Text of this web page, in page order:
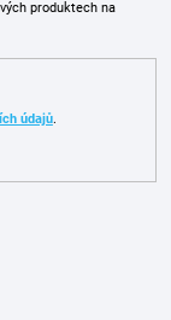
produktech na
údajů.